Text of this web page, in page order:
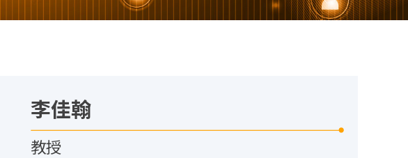
李佳翰
教授